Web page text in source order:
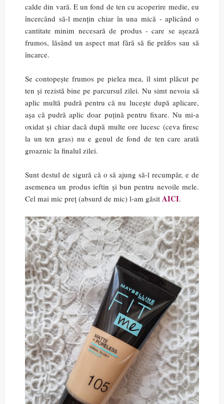
calde din vară. E un fond de ten cu acoperire medie, eu
încercând să-l mențin chiar în una mică - aplicând o
cantitate minim necesară de produs - care se așează
frumos, lăsând un aspect mat fără să fie prăfos sau să
încarce.
Se contopește frumos pe pielea mea, îl simt plăcut pe
ten și rezistă bine pe parcursul zilei. Nu simt nevoia să
aplic multă pudră pentru că nu lucește după aplicare,
așa că pudră aplic doar puțină pentru fixare. Nu mi-a
oxidat și chiar dacă după multe ore lucesc (ceva firesc
la un ten gras) nu e genul de fond de ten care arată
groaznic la finalul zilei.
Sunt destul de sigură că o să ajung să-l recumpăr, e de
asemenea un produs ieftin și bun pentru nevoile mele.
Cel mai mic preț (absurd de mic) l-am găsit AICI.